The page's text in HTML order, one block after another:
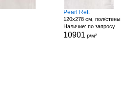
Pearl Rett
120x278 см, пол/стены
Наличие: по запросу
10901 р/м²